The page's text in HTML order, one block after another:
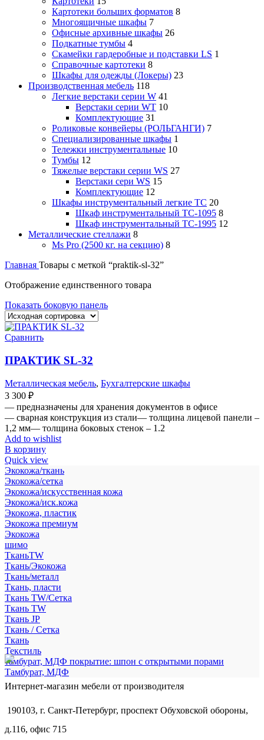
Картотеки больших форматов 8
Многоящичные шкафы 7
Офисные архивные шкафы 26
Подкатные тумбы 4
Скамейки гардеробные и подставки LS 1
Справочные картотеки 8
Шкафы для одежды (Локеры) 23
Производственная мебель 118
Легкие верстаки серии W 41
Верстаки серии WT 10
Комплектующие 31
Роликовые конвейеры (РОЛЬГАНГИ) 7
Специализированные шкафы 1
Тележки инструментальные 10
Тумбы 12
Тяжелые верстаки серии WS 27
Верстаки сери WS 15
Комплектующие 12
Шкафы инструментальный легкие ТС 20
Шкаф инструментальный TC-1095 8
Шкаф инструментальный TC-1995 12
Металлические стеллажи 8
Ms Pro (2500 кг. на секцию) 8
Главная Товары с меткой “praktik-sl-32”
Отображение единственного товара
Показать боковую панель
Сравнить
ПРАКТИК SL-32
Металлическая мебель, Бухгалтерские шкафы
3 300 ₽
— предназначены для хранения документов в офисе
— сварная конструкция из стали— толщина лицевой панели –
1,2 мм— толщина боковых стенок – 1.2
Add to wishlist
В корзину
Quick view
Экокожа/ткань
Экокожа/сетка
Экокожа/искусственная кожа
Экокожа/иск.кожа
Экокожа, пластик
Экокожа премиум
Экокожа
шимо
ТканьTW
Ткань/Экокожа
Ткань/металл
Ткань, пласти
Ткань TW/Сетка
Ткань TW
Ткань JP
Ткань / Сетка
Ткань
Текстиль
тамбурат, МДФ покрытие: шпон с открытыми порами
Тамбурат, МДФ
Интернет-магазин мебели от производителя
190103, г. Санкт-Петербург, проспект Обуховской обороны,
д.116, офис 715